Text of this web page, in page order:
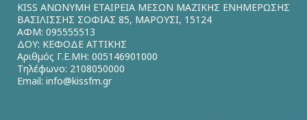
KISS ΑΝΩΝΥΜΗ ΕΤΑΙΡΕΙΑ ΜΕΣΩΝ ΜΑΖΙΚΗΣ ΕΝΗΜΕΡΩΣΗΣ
ΒΑΣΙΛΙΣΣΗΣ ΣΟΦΙΑΣ 85, ΜΑΡΟΥΣΙ, 15124
ΑΦΜ: 095555513
ΔΟΥ: ΚΕΦΟΔΕ ΑΤΤΙΚΗΣ
Αριθμός Γ.Ε.ΜΗ: 005146901000
Τηλέφωνο: 2108050000
Email: info@kissfm.gr